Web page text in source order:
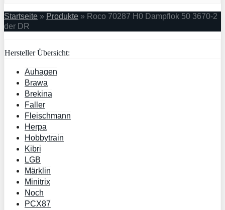
Startseite » Produkte » Roco 70287 H0 Dampflok 50 3670-2
der DR
Hersteller Übersicht:
Auhagen
Brawa
Brekina
Faller
Fleischmann
Herpa
Hobbytrain
Kibri
LGB
Märklin
Minitrix
Noch
PCX87